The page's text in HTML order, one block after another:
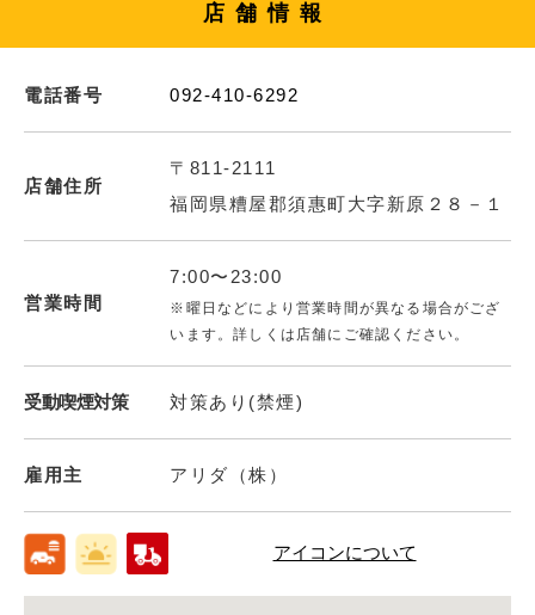
店舗情報
電話番号 092-410-6292
店舗住所
〒811-2111
福岡県糟屋郡須惠町大字新原２８－１
営業時間
7:00〜23:00
※曜日などにより営業時間が異なる場合がござ
います。詳しくは店舗にご確認ください。
受動喫煙対策 対策あり(禁煙)
雇用主 アリダ（株）
アイコンについて